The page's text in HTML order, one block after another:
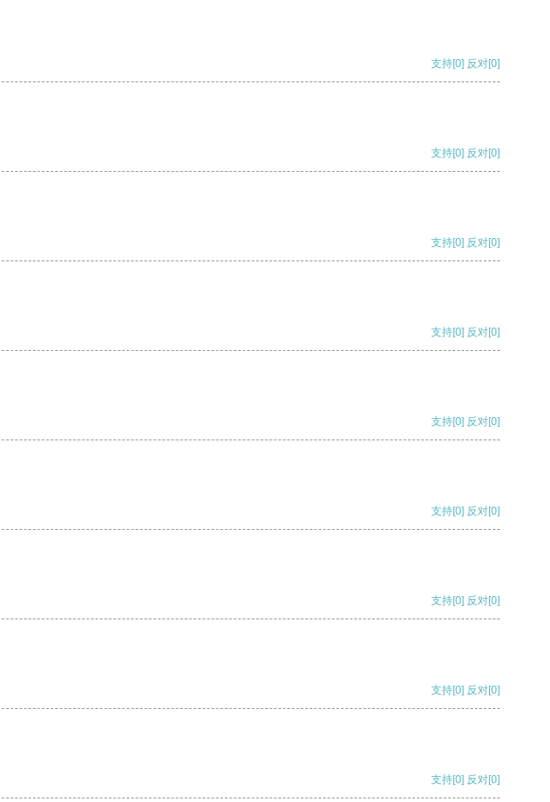
支持[0] 反对[0]
支持[0] 反对[0]
支持[0] 反对[0]
支持[0] 反对[0]
支持[0] 反对[0]
支持[0] 反对[0]
支持[0] 反对[0]
支持[0] 反对[0]
支持[0] 反对[0]